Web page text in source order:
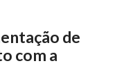
de
com a